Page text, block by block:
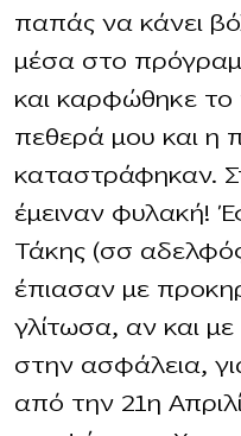
παπάς να κάνει
μέσα στο
και καρφώθηκε
πεθερά μου και η
καταστράφηκαν.
έμειναν φυλακή!
Τάκης (σσ
έπιασαν με
γλίτωσα, αν και
στην ασφάλεια,
από την 21η